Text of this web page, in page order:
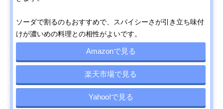
ソーダで割るのもおすすめで、スパイシーさが引き立ち味付
けが濃いめの料理との相性がよいです。
Amazonで見る
楽天市場で見る
Yahoo!で見る